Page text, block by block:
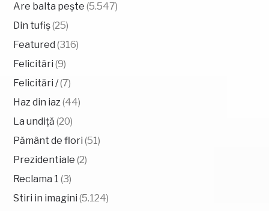
Are balta pește (5.547)
Din tufiș(25)
Featured (316)
Felicitări (9)
Felicitări /(7)
Haz din iaz(44)
La undiță (20)
Pământ de flori (51)
Prezidentiale (2)
Reclama 1 (3)
Stiri in imagini (5.124)